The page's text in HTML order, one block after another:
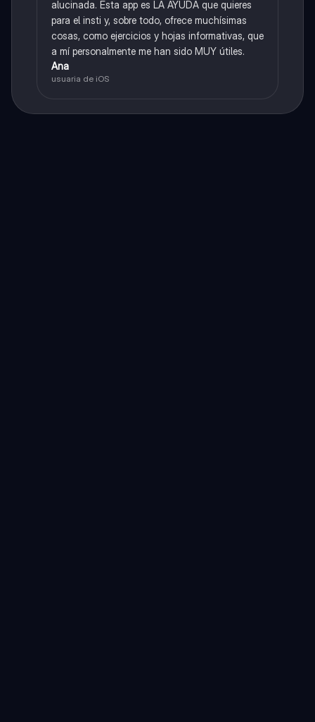
alucinada. Esta app es LA AYUDA que quieres
para el insti y, sobre todo, ofrece muchísimas
cosas, como ejercicios y hojas informativas, que
a mí personalmente me han sido MUY útiles.
Ana
usuaria de iOS